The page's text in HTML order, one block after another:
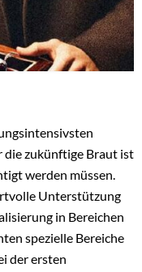
die zukünftige Braut ist
werden müssen.
Unterstützung
in Bereichen
spezielle Bereiche
der ersten